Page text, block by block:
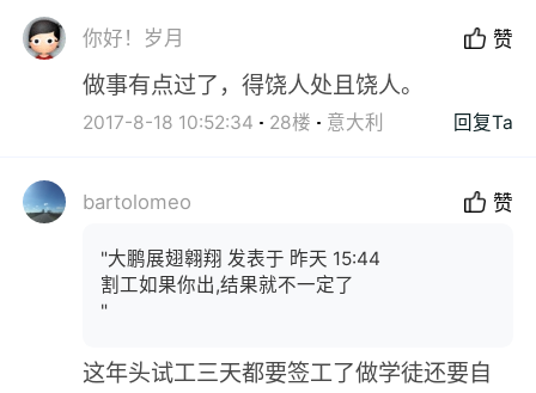
你好！岁月 赞
做事有点过了，得饶人处且饶人。
2017-8-18 10:52:34 28楼 意大利 回复Ta
bartolomeo 赞
"大鹏展翅翱翔 发表于 昨天 15:44
割工如果你出,结果就不一定了
"
这年头试工三天都要签工了做学徒还要自